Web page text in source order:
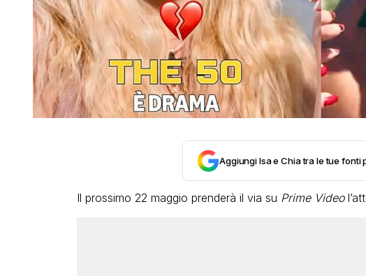
Aggiungi Isa e Chia tra le tue fonti
Il prossimo 22 maggio prenderà il via su Prime Video